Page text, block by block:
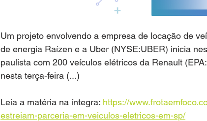
Um projeto envolvendo a empresa de locação de
de energia Raízen e a Uber (NYSE:UBER) inicia
paulista com 200 veículos elétricos da Renault
nesta terça-feira (...)
Leia a matéria na íntegra: https://
estreiam-parceria-em-veiculos-eletricos-em-sp/